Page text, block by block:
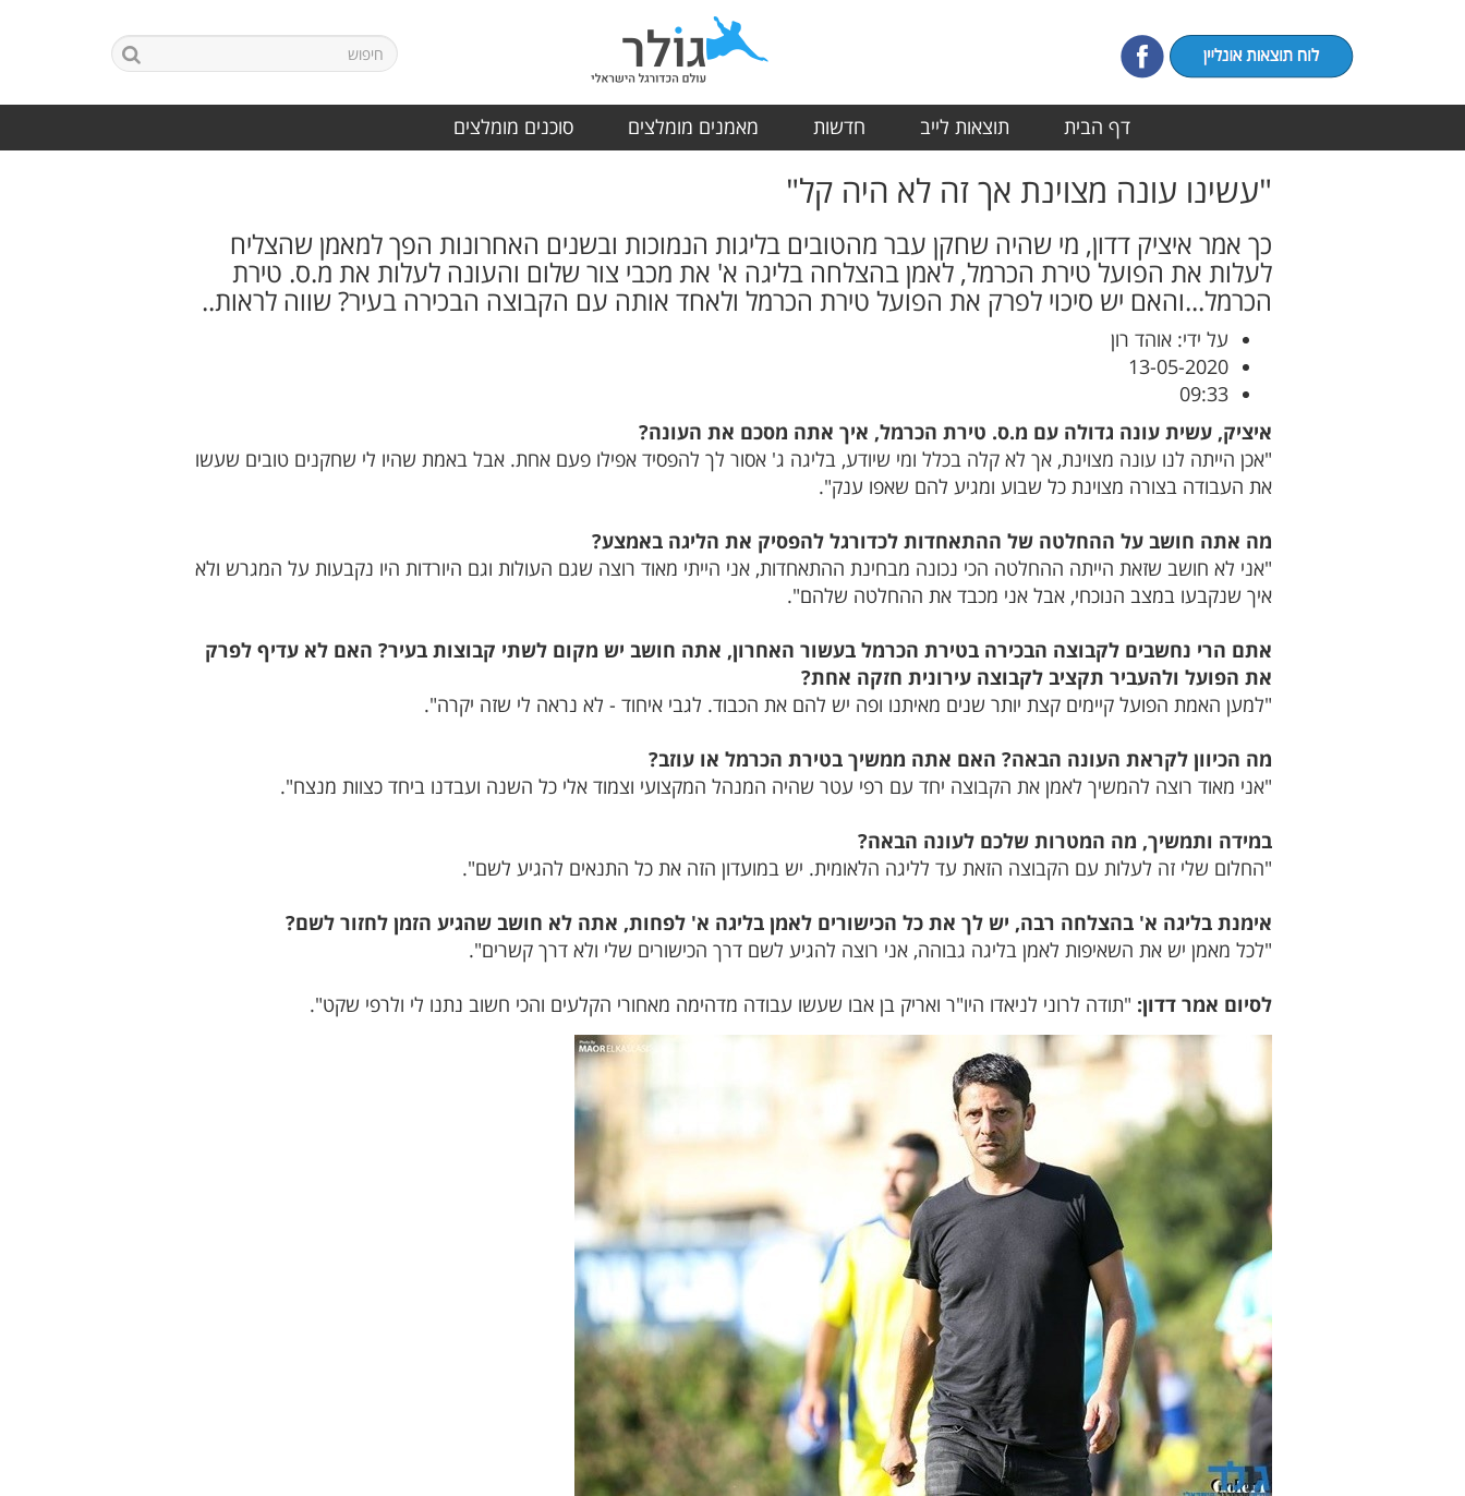
דף הבית תוצאות לייב חדשות מאמנים מומלצים סוכנים מומלצים
"עשינו עונה מצוינת אך זה לא היה קל"
כך אמר איציק דדון, מי שהיה שחקן עבר מהטובים בליגות הנמוכות ובשנים האחרונות הפך למאמן שהצליח
לעלות את הפועל טירת הכרמל, לאמן בהצלחה בליגה א' את מכבי צור שלום והעונה לעלות את מ.ס. טירת
הכרמל...והאם יש סיכוי לפרק את הפועל טירת הכרמל ולאחד אותה עם הקבוצה הבכירה בעיר? שווה לראות..
על ידי: אוהד רון
13-05-2020
09:33
איציק, עשית עונה גדולה עם מ.ס. טירת הכרמל, איך אתה מסכם את העונה?
"אכן הייתה לנו עונה מצוינת, אך לא קלה בכלל ומי שיודע, בליגה ג' אסור לך להפסיד אפילו פעם אחת. אבל באמת שהיו לי שחקנים טובים שעשו
את העבודה בצורה מצוינת כל שבוע ומגיע להם שאפו ענק".
מה אתה חושב על ההחלטה של ההתאחדות לכדורגל להפסיק את הליגה באמצע?
"אני לא חושב שזאת הייתה ההחלטה הכי נכונה מבחינת ההתאחדות, אני הייתי מאוד רוצה שגם העולות וגם היורדות היו נקבעות על המגרש ולא
איך שנקבעו במצב הנוכחי, אבל אני מכבד את ההחלטה שלהם".
אתם הרי נחשבים לקבוצה הבכירה בטירת הכרמל בעשור האחרון, אתה חושב יש מקום לשתי קבוצות בעיר? האם לא עדיף לפרק
את הפועל ולהעביר תקציב לקבוצה עירונית חזקה אחת?
"למען האמת הפועל קיימים קצת יותר שנים מאיתנו ופה יש להם את הכבוד. לגבי איחוד - לא נראה לי שזה יקרה".
מה הכיוון לקראת העונה הבאה? האם אתה ממשיך בטירת הכרמל או עוזב?
"אני מאוד רוצה להמשיך לאמן את הקבוצה יחד עם רפי עטר שהיה המנהל המקצועי וצמוד אלי כל השנה ועבדנו ביחד כצוות מנצח".
במידה ותמשיך, מה המטרות שלכם לעונה הבאה?
"החלום שלי זה לעלות עם הקבוצה הזאת עד לליגה הלאומית. יש במועדון הזה את כל התנאים להגיע לשם".
אימנת בליגה א' בהצלחה רבה, יש לך את כל הכישורים לאמן בליגה א' לפחות, אתה לא חושב שהגיע הזמן לחזור לשם?
"לכל מאמן יש את השאיפות לאמן בליגה גבוהה, אני רוצה להגיע לשם דרך הכישורים שלי ולא דרך קשרים".
לסיום אמר דדון: "תודה לרוני לניאדו היו"ר ואריק בן אבו שעשו עבודה מדהימה מאחורי הקלעים והכי חשוב נתנו לי ולרפי שקט".